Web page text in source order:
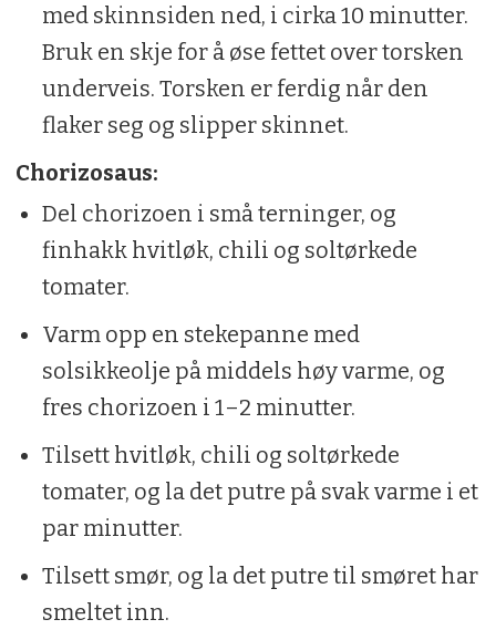
0,5 stk. chili (gjerne mer om du liker
sterk mat)
2 ss soltørkede tomater (finhakket)
3 ss smør
1 pose ristede pinjekjerner
3 kvister timian
1 ss sitronsaft
1 ts pepper
Potetmos:
800 g poteter
2 ss smør
1,5 dl melk
med skinnsiden ned, i cirka 10 minutter.
Bruk en skje for å øse fettet over torsken
underveis. Torsken er ferdig når den
flaker seg og slipper skinnet.
Chorizosaus:
Del chorizoen i små terninger, og
finhakk hvitløk, chili og soltørkede
tomater.
Varm opp en stekepanne med
solsikkeolje på middels høy varme, og
fres chorizoen i 1–2 minutter.
Tilsett hvitløk, chili og soltørkede
tomater, og la det putre på svak varme i et
par minutter.
Tilsett smør, og la det putre til smøret har
smeltet inn.